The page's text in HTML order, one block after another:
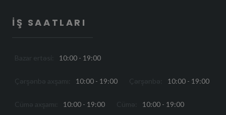
İŞ SAATLARI
Bazar ertəsi: 10:00 - 19:00
Çərşənbə axşamı: 10:00 - 19:00 Çərşənbə: 10:00 - 19:00
Cümə axşamı: 10:00 - 19:00 Cümə: 10:00 - 19:00